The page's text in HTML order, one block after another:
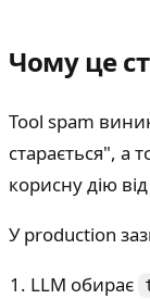
Чому це
Tool spam
старається", а
корисну дію
У production
LLM обирає